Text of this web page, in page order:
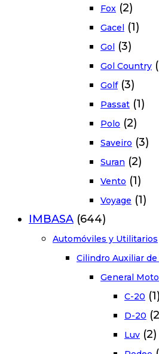
Fox (2)
Gacel (1)
Gol (3)
Gol Country
Golf (3)
Passat (1)
Polo (2)
Saveiro (3)
Suran (2)
Vento (1)
Voyage (1)
IMBASA (644)
Automóviles y Utilitarios
Cilindro Auxiliar
General
C-20 (1)
D-20
Luv (2)